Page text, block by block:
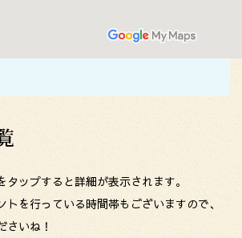
ップすると詳細が表示されます。
を行っている時間帯もございますので、
さいね！